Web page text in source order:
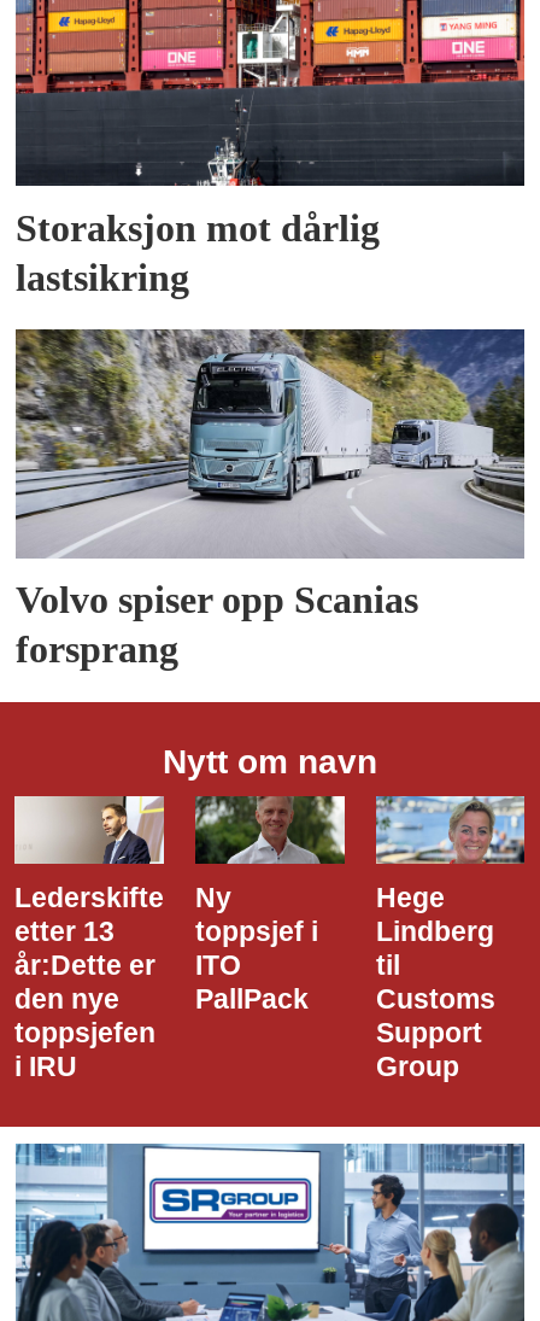
Storaksjon mot dårlig
lastsikring
Volvo spiser opp Scanias
forsprang
Nytt om navn
Lederskifte
etter 13
år:Dette er
den nye
toppsjefen
i IRU
Ny
toppsjef i
ITO
PallPack
Hege
Lindberg
til
Customs
Support
Group